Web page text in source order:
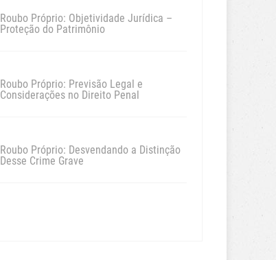
Roubo Próprio: Objetividade Jurídica –
Proteção do Patrimônio
Roubo Próprio: Previsão Legal e
Considerações no Direito Penal
Roubo Próprio: Desvendando a Distinção
Desse Crime Grave